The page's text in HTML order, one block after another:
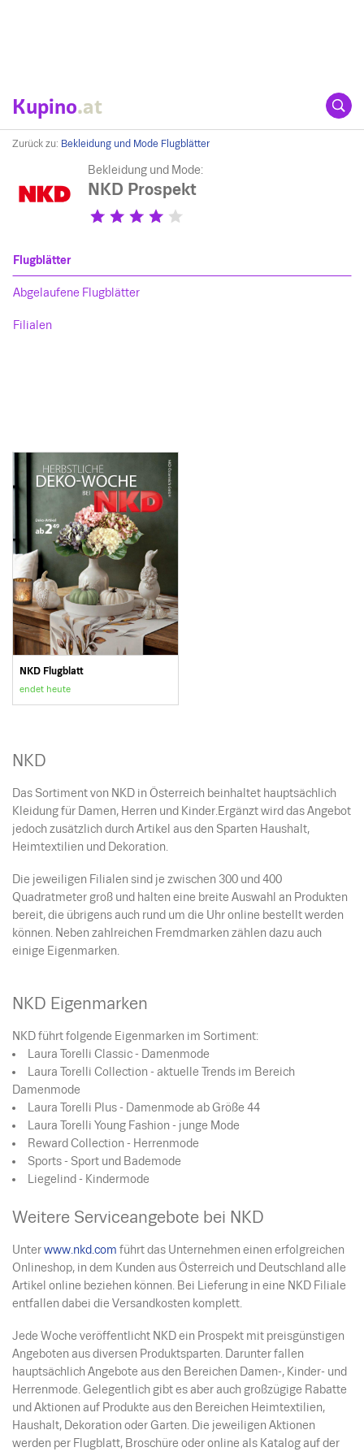
Kupino.at
Zurück zu: Bekleidung und Mode Flugblätter
Bekleidung und Mode:
NKD Prospekt
Flugblätter
Abgelaufene Flugblätter
Filialen
NKD Flugblatt
endet heute
NKD
Das Sortiment von NKD in Österreich beinhaltet hauptsächlich
Kleidung für Damen, Herren und Kinder.Ergänzt wird das Angebot
jedoch zusätzlich durch Artikel aus den Sparten Haushalt,
Heimtextilien und Dekoration.
Die jeweiligen Filialen sind je zwischen 300 und 400
Quadratmeter groß und halten eine breite Auswahl an Produkten
bereit, die übrigens auch rund um die Uhr online bestellt werden
können. Neben zahlreichen Fremdmarken zählen dazu auch
einige Eigenmarken.
NKD Eigenmarken
NKD führt folgende Eigenmarken im Sortiment:
Laura Torelli Classic - Damenmode
Laura Torelli Collection - aktuelle Trends im Bereich
Damenmode
Laura Torelli Plus - Damenmode ab Größe 44
Laura Torelli Young Fashion - junge Mode
Reward Collection - Herrenmode
Sports - Sport und Bademode
Liegelind - Kindermode
Weitere Serviceangebote bei NKD
Unterwww.nkd.com führt das Unternehmen einen erfolgreichen
Onlineshop, in dem Kunden aus Österreich und Deutschland alle
Artikel online beziehen können. Bei Lieferung in eine NKD Filiale
entfallen dabei die Versandkosten komplett.
Jede Woche veröffentlicht NKD ein Prospekt mit preisgünstigen
Angeboten aus diversen Produktsparten. Darunter fallen
hauptsächlich Angebote aus den Bereichen Damen-, Kinder- und
Herrenmode. Gelegentlich gibt es aber auch großzügige Rabatte
und Aktionen auf Produkte aus den Bereichen Heimtextilien,
Haushalt, Dekoration oder Garten. Die jeweiligen Aktionen
werden per Flugblatt, Broschüre oder online als Katalog auf der